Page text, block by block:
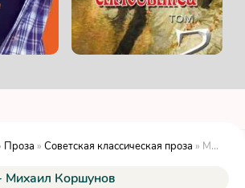
Проза » Советская классическая проза » Мать и сын - Михаил Коршунов
Михаил Коршунов